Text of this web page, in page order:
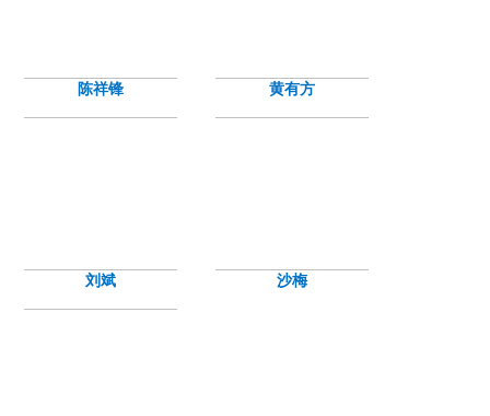
陈祥锋 黄有方
刘斌 沙梅